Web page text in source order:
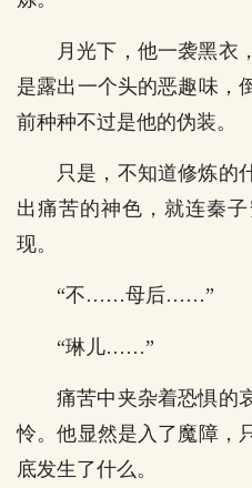
月光下，他一袭黑衣
是露出一个头的恶趣味，
前种种不过是他的伪装。
只是，不知道修炼的
出痛苦的神色，就连秦
现。
“不……母后……”
“琳儿……”
痛苦中夹杂着恐惧的
怜。他显然是入了魔障，
底发生了什么。